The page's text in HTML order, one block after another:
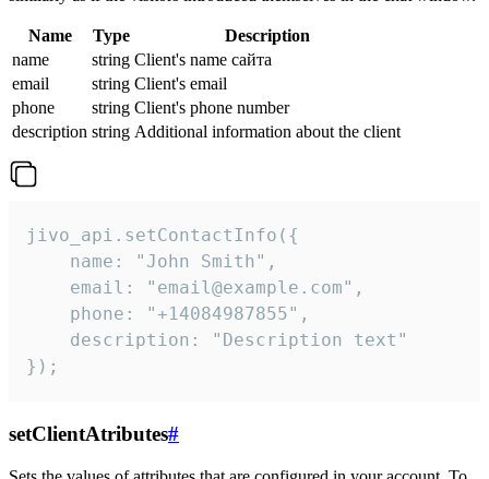
Name Type
Description
name
string Client's name сайта
email
string Client's email
phone
string Client's phone number
description string Additional information about the client
jivo_api.setContactInfo({
    name: "John Smith",
    email: "email@example.com",
    phone: "+14084987855",
    description: "Description text"
});
setClientAtributes#